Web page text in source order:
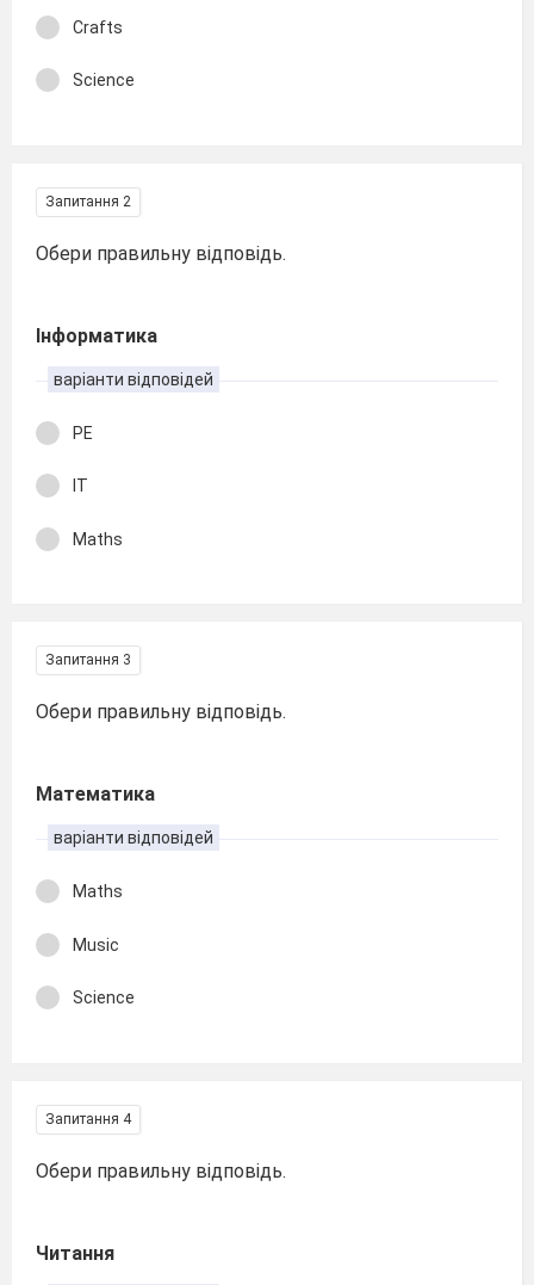
Crafts
Science
Запитання 2
Обери правильну відповідь.
Інформатика
варіанти відповідей
PE
IT
Maths
Запитання 3
Обери правильну відповідь.
Математика
варіанти відповідей
Maths
Music
Science
Запитання 4
Обери правильну відповідь.
Читання